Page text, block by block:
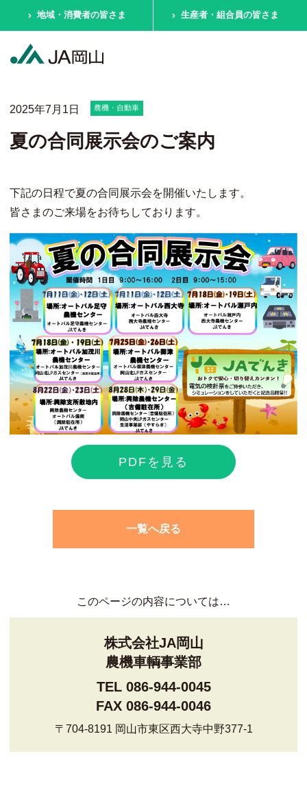
地域・消費者の皆さま 生産者・組合員の皆さま
2025年7月1日 農機・自動車
夏の合同展示会のご案内
下記の日程で夏の合同展示会を開催いたします。
皆さまのご来場をお待ちしております。
PDFを見る
一覧へ戻る
このページの内容については…
株式会社JA岡山
農機車輌事業部
TEL 086-944-0045
FAX 086-944-0046
〒704-8191 岡山市東区西大寺中野377-1